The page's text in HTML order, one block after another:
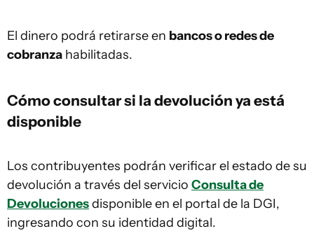
El dinero podrá retirarse en bancos o redes de
cobranza habilitadas.
Cómo consultar si la devolución ya está
disponible
Los contribuyentes podrán verificar el estado de su
devolución a través del servicio Consulta de
Devolucionesdisponible en el portal de la DGI,
ingresando con su identidad digital.